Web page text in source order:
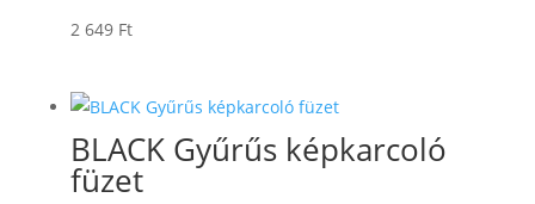
2 649 Ft
BLACK Gyűrűs képkarcoló
füzet